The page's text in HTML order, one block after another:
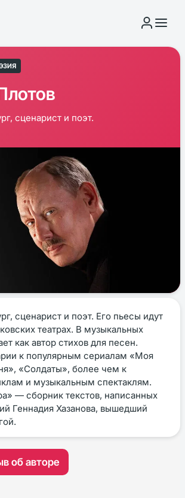
сценарист и поэт.
сценарист и поэт. Его пьесы идут
театрах. В музыкальных
как автор стихов для песен.
к популярным сериалам «Моя
«Солдаты», более чем к
и музыкальным спектаклям.
— сборник текстов, написанных
Геннадия Хазанова, вышедший
об авторе